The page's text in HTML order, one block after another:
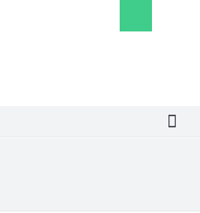
košík